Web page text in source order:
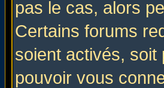
pas le cas, alors
Certains forums
soient activés, soit
pouvoir vous